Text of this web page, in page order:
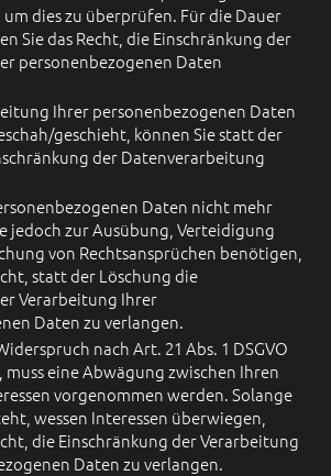
um dies zu überprüfen. Für die Dauer
Sie das Recht, die Einschränkung der
personenbezogenen Daten
Ihrer personenbezogenen Daten
geschieht, können Sie statt der
der Datenverarbeitung
Daten nicht mehr
jedoch zur Ausübung, Verteidigung
von Rechtsansprüchen benötigen,
statt der Löschung die
Verarbeitung Ihrer
Daten zu verlangen.
nach Art. 21 Abs. 1 DSGVO
eine Abwägung zwischen Ihren
vorgenommen werden. Solange
wessen Interessen überwiegen,
die Einschränkung der Verarbeitung
Daten zu verlangen.